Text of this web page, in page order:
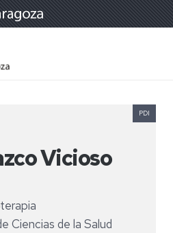
Vicioso
PDI
Ciencias de la Salud